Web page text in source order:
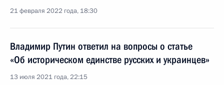
21 февраля 2022 года, 18:30
Владимир Путин ответил на вопросы о статье
«Об историческом единстве русских и украинцев»
13 июля 2021 года, 22:15